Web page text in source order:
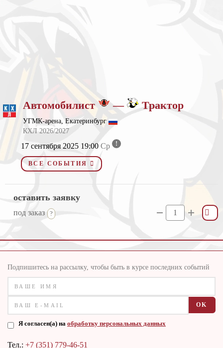
Автомобилист — Трактор
УГМК-арена, Екатеринбург
КХЛ 2026/2027
17 сентября 2025 19:00 Ср !
ВСЕ СОБЫТИЯ
оставить заявку
под заказ
Подпишитесь на рассылку, чтобы быть в курсе последних событий
OK
Я согласен(а) на обработку персональных данных
Тел.: +7 (351) 779-46-51